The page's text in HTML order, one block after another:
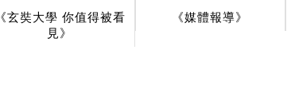
《玄奘大學 你值得被看
見》
《媒體報導》